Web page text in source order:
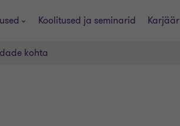
Koolitused ja seminarid Karjäär
kohta